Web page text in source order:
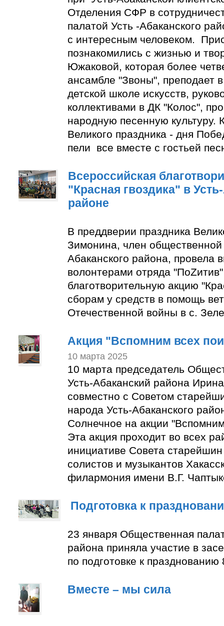
Отделения СФР в
палатой Усть -Абаканского
с интересным человеком.
познакомились с жизнью и
Южаковой, которая более
ансамбле "Звоны", преподает
детской школе искусств,
коллективами в ДК "Колос",
народную песенную культуру.
Великого праздника - дня
пели все вместе с гостьей
Всероссийская
"Красная гвоздика" в
районе
В преддверии праздника
Зимонина, член общественной
Абаканского района, провела
волонтерами отряда
благотворительную акцию
сборам у средств в помощь
Отечественной войны в с.
Акция "Вспомним всех
10 марта 2025
10 марта председатель
Усть-Абаканский района
совместно с Советом
народа Усть-Абаканского
Солнечное на акции
Эта акция проходит во всех
инициативе Совета
солистов и музыкантов
филармония имени В.Г.
Подготовка к
23 января Общественная
района приняла участие в
по подготовке к
Вместе – мы сила